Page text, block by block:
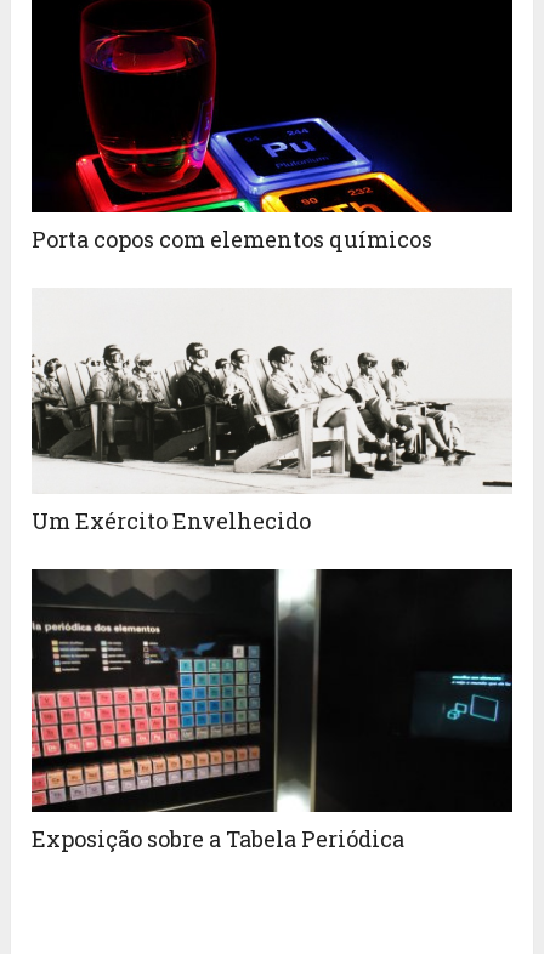
Porta copos com elementos químicos
Um Exército Envelhecido
Exposição sobre a Tabela Periódica